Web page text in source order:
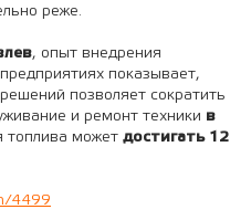
реже.
, опыт внедрения
показывает,
позволяет сократить
и ремонт техники в
топлива может достигать 12
4499